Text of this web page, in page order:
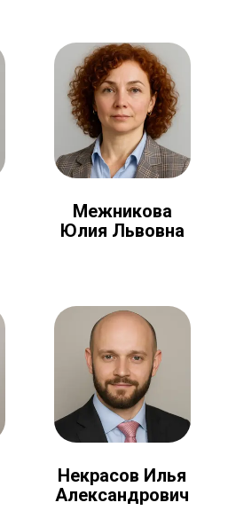
Межникова
Юлия Львовна
Некрасов Илья
Александрович